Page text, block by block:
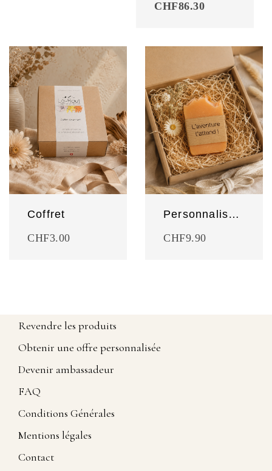
CHF86.30
Coffret
CHF3.00
Personnalisez votre savon !
CHF9.90
Revendre les produits
Obtenir une offre personnalisée
Devenir ambassadeur
FAQ
Conditions Générales
Mentions légales
Contact